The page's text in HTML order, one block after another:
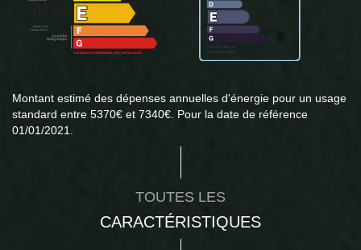
Montant estimé des dépenses annuelles d'énergie pour un usage
standard entre 5370€ et 7340€. Pour la date de référence
01/01/2021.
TOUTES LES
CARACTÉRISTIQUES